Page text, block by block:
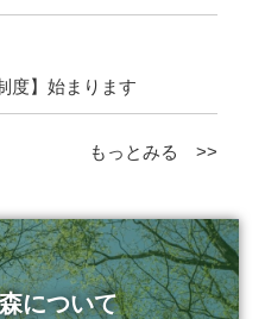
度】始まります
もっとみる >>
について